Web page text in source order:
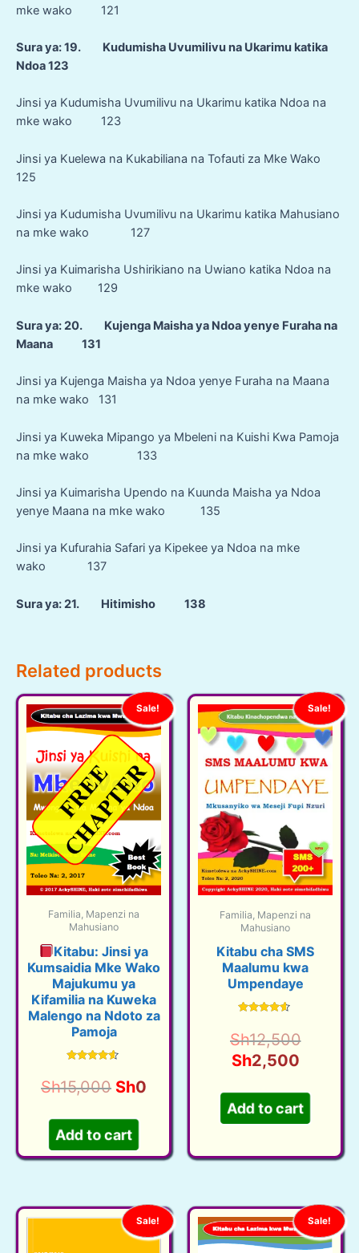
mke wako 121
Sura ya: 19. Kudumisha Uvumilivu na Ukarimu katika
Ndoa 123
Jinsi ya Kudumisha Uvumilivu na Ukarimu katika Ndoa na
mke wako 123
Jinsi ya Kuelewa na Kukabiliana na Tofauti za Mke Wako
125
Jinsi ya Kudumisha Uvumilivu na Ukarimu katika Mahusiano
na mke wako 127
Jinsi ya Kuimarisha Ushirikiano na Uwiano katika Ndoa na
mke wako 129
Sura ya: 20. Kujenga Maisha ya Ndoa yenye Furaha na
Maana 131
Jinsi ya Kujenga Maisha ya Ndoa yenye Furaha na Maana
na mke wako 131
Jinsi ya Kuweka Mipango ya Mbeleni na Kuishi Kwa Pamoja
na mke wako 133
Jinsi ya Kuimarisha Upendo na Kuunda Maisha ya Ndoa
yenye Maana na mke wako 135
Jinsi ya Kufurahia Safari ya Kipekee ya Ndoa na mke
wako 137
Sura ya: 21. Hitimisho 138
Related products
Sale!
Familia, Mapenzi na
Mahusiano
Kitabu: Jinsi ya
Kumsaidia Mke Wako
Majukumu ya
Kifamilia na Kuweka
Malengo na Ndoto za
Pamoja
4.40
out of 5
Sh15,000 Original
was:
Sh15,000.
Sh0
Sh0.
Add to cart
Sale!
Familia, Mapenzi na
Mahusiano
Kitabu cha SMS
Maalumu kwa
Umpendaye
4.41
out of 5
Sh12,500
Sh2,500Current
is:
Add to cart
Sale! Sale!